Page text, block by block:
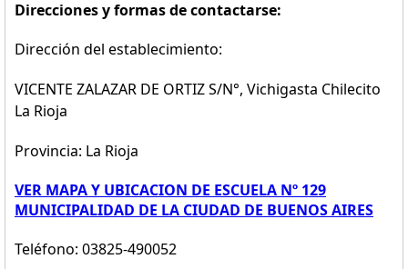
Direcciones y formas de contactarse:
Dirección del establecimiento:
VICENTE ZALAZAR DE ORTIZ S/N°, Vichigasta Chilecito
La Rioja
Provincia: La Rioja
VER MAPA Y UBICACION DE ESCUELA Nº 129
MUNICIPALIDAD DE LA CIUDAD DE BUENOS AIRES
Teléfono: 03825-490052